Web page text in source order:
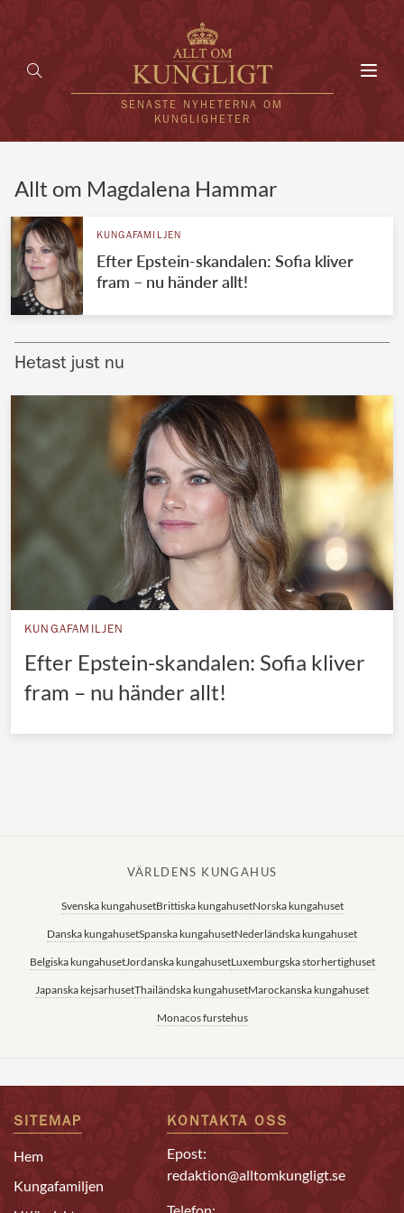
SENASTE NYHETERNA OM
KUNGLIGHETER
UTLÄNDSKT
VÄRLDENS KUNGAHUS
Brittiska kungahuset
Norska kungahuset
Danska kungahuset
Spanska kungahuset
Nederländska kungahuset
Belgiska kungahuset
Jordanska kungahuset
Luxemburgska storhertighuset
Japanska kejsarhuset
Thailändska kungahuset
Allt om Magdalena Hammar
KUNGAFAMILJEN
Efter Epstein-skandalen: Sofia kliver
fram – nu händer allt!
Hetast just nu
KUNGAFAMILJEN
Efter Epstein-skandalen: Sofia kliver
fram – nu händer allt!
VÄRLDENS KUNGAHUS
Svenska kungahusetBrittiska kungahusetNorska kungahuset
Danska kungahusetSpanska kungahusetNederländska kungahuset
Belgiska kungahusetJordanska kungahusetLuxemburgska storhertighuset
Japanska kejsarhusetThailändska kungahusetMarockanska kungahuset
Monacos furstehus
SITEMAP
Hem
Kungafamiljen
KONTAKTA OSS
Epost:
redaktion@alltomkungligt.se